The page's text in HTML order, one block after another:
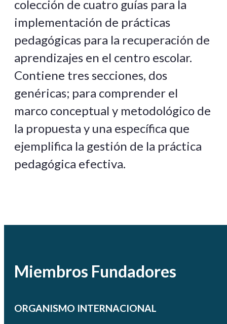
colección de cuatro guías para la
implementación de prácticas
pedagógicas para la recuperación de
aprendizajes en el centro escolar.
Contiene tres secciones, dos
genéricas; para comprender el
marco conceptual y metodológico de
la propuesta y una específica que
ejemplifica la gestión de la práctica
pedagógica efectiva.
Miembros Fundadores
ORGANISMO INTERNACIONAL